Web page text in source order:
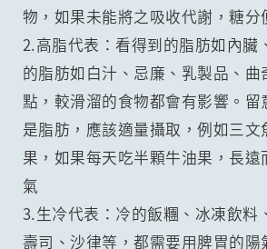
物，如果未能將之吸收代謝，糖分
2.高脂代表：看得到的脂肪如內臟
的脂肪如白汁、忌廉、乳製品、曲
點，較滑溜的食物都會有影響。留
是脂肪，應該適量攝取，例如三文
果，如果每天吃半顆牛油果，長遠
氣
3.生冷代表：冷的飯糰、冰凍飲料
壽司、沙律等，都需要用脾胃的陽